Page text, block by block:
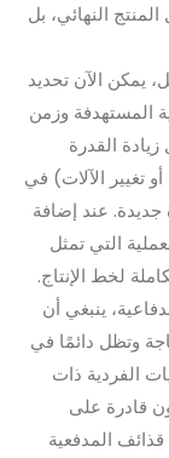
النهائي، بل
يمكن الآن تحديد
المستهدفة وزمن
القدرة
تغيير الآلات) في
جديدة. عند إضافة
التي تمثل
لخط الإنتاج.
ينبغي أن
وتظل دائمًا في
الفردية ذات
قادرة على
المدفعية